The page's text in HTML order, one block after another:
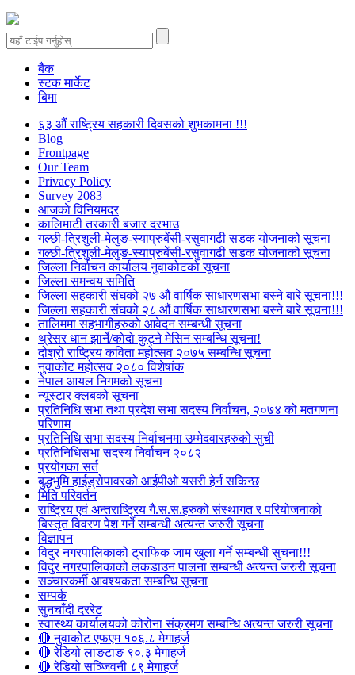
बैंक
स्टक मार्केट
बिमा
६३ औं राष्ट्रिय सहकारी दिवसको शुभकामना !!!
Blog
Frontpage
Our Team
Privacy Policy
Survey 2083
आजकाे विनियमदर
कालिमाटी तरकारी बजार दरभाउ
गल्छी-त्रिशुली-मेलुङ-स्याप्रुबेंसी-रसुवागढी सडक योजनाको सूचना
गल्छी-त्रिशुली-मेलुङ-स्याप्रुबेंसी-रसुवागढी सडक योजनाको सूचना
जिल्ला निर्वाचन कार्यालय नुवाकोटको सूचना
जिल्ला समन्वय समिति
जिल्ला सहकारी संघको २७ औं वार्षिक साधारणसभा बस्ने बारे सूचना!!!
जिल्ला सहकारी संघको २८ औं वार्षिक साधारणसभा बस्ने बारे सूचना!!!
तालिममा सहभागीहरुको आवेदन सम्बन्धी सूचना
थ्रेसर धान झार्ने/काेदाे कुट्ने मेसिन सम्बन्धि सूचना!
दोश्रो राष्ट्रिय कविता महोत्सव २०७५ सम्बन्धि सूचना
नुवाकोट महोत्सव २०८० विशेषांक
नेपाल आयल निगमको सूचना
न्यूस्टार क्लबको सूचना
प्रतिनिधि सभा तथा प्रदेश सभा सदस्य निर्वाचन, २०७४ को मतगणना
परिणाम
प्रतिनिधि सभा सदस्य निर्वाचनमा उम्मेदवारहरुको सुची
प्रतिनिधिसभा सदस्य निर्वाचन २०८२
प्रयोगका सर्त
बुद्धभुमि हाईड्रोपावरको आईपीओ यसरी हेर्न सकिन्छ
मिति परिवर्तन
राष्ट्रिय एवं अन्तराष्ट्रिय गै.स.स.हरुको संस्थागत र परियोजनाको
बिस्तृत विवरण पेश गर्ने सम्बन्धी अत्यन्त जरुरी सूचना
विज्ञापन
विदुर नगरपालिकाको ट्राफिक जाम खुला गर्ने सम्बन्धी सुचना!!!
विदुर नगरपालिकाको लकडाउन पालना सम्बन्धी अत्यन्त जरुरी सूचना
सञ्चारकर्मी आवश्यकता सम्बन्धि सूचना
सम्पर्क
सुनचाँदी दररेट
स्वास्थ्य कार्यालयको कोरोना संक्रमण सम्बन्धि अत्यन्त जरुरी सूचना
🔴 नुवाकोट एफएम १०६.८ मेगाहर्ज
🔴 रेडियो लाङटाङ ९०.३ मेगाहर्ज
🔴 रेडियो सञ्जिवनी ८९ मेगाहर्ज